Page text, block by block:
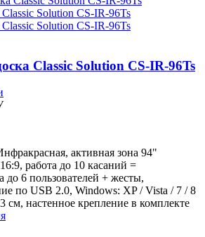
Classic Solution CS-IR-96Ts
активная зона 94"
работа до 10 касаний =
до 6 пользователей + жесты,
по USB 2.0, Windows: XP / Vista / 7 / 8
см, настенное крепление в комплекте